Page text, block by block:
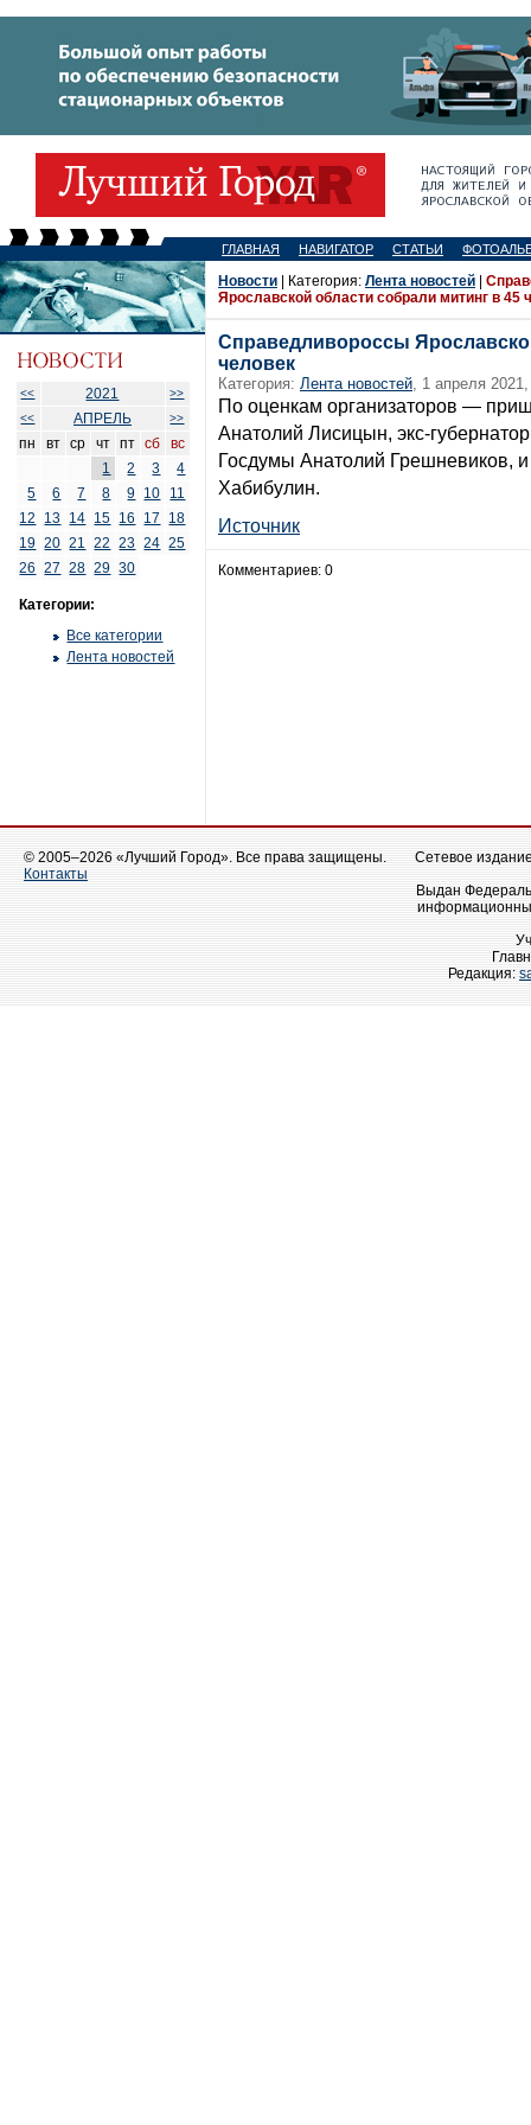
ГЛАВНАЯ НАВИГАТОР СТАТЬИ
<< 2021
>>
<<
АПРЕЛЬ >>
пн вт ср чт пт сб
вс
1
2 3
4
5
6 7 8 9 10
11
12
13 14 15 16 17
18
19 20 21 22 23 24 25
26
27 28 29 30
Категории:
Все категории
Лента новостей
Новости | Категория: Лента новостей
Ярославской области собрали митинг в 45
Справедливороссы
человек
Категория: Лента новостей, 1 апреля
По оценкам организаторов —
Анатолий Лисицын, экс-
Госдумы Анатолий Грешневиков,
Хабибулин.
Источник
Комментариев: 0
© 2005–2026 «Лучший Город». Все права защищены.
Контакты
Сетевое
Выдан
Редакция: